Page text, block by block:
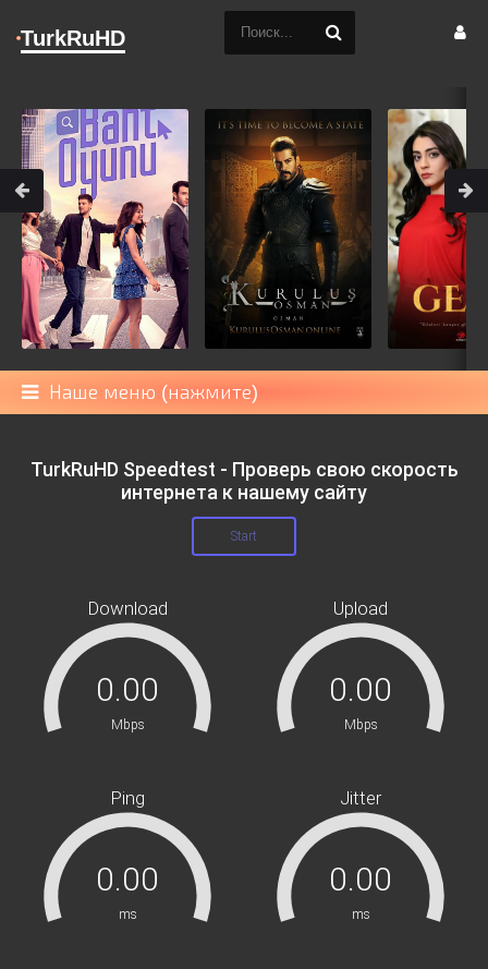
Наше меню (нажмите)
TurkRuHD Speedtest - Проверь свою скорость
интернета к нашему сайту
Download
Mbps
Upload
Mbps
Ping
ms
Jitter
ms
TurkRuHD